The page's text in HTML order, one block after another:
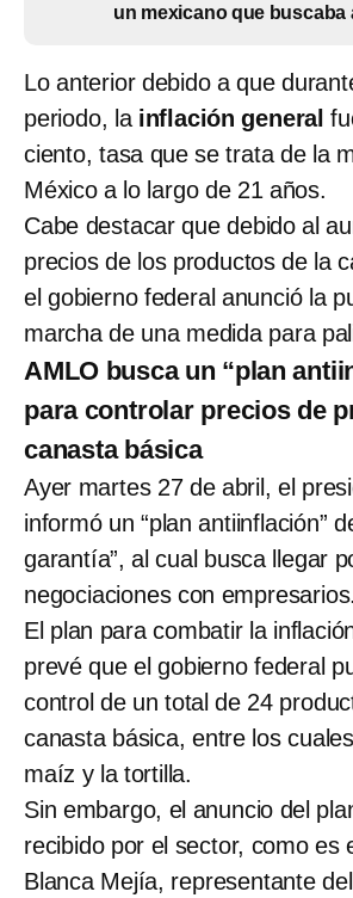
un mexicano que buscaba
Lo anterior debido a que
periodo, la inflación general
ciento, tasa que se trata de la
México a lo largo de 21 años.
Cabe destacar que debido al
precios de los productos de la
el gobierno federal anunció la
marcha de una medida para
AMLO busca un “plan
para controlar precios de
canasta básica
Ayer martes 27 de abril, el
informó un “plan antiinflación”
garantía”, al cual busca llegar
negociaciones con empresarios.
El plan para combatir la
prevé que el gobierno federal
control de un total de 24
canasta básica, entre los
maíz y la tortilla.
Sin embargo, el anuncio del
recibido por el sector, como es
Blanca Mejía, representante